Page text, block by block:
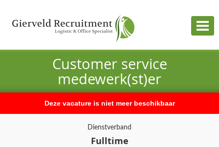
Customer service
medewerk(st)er
Deze vacature is niet meer beschikbaar
Dienstverband
Fulltime